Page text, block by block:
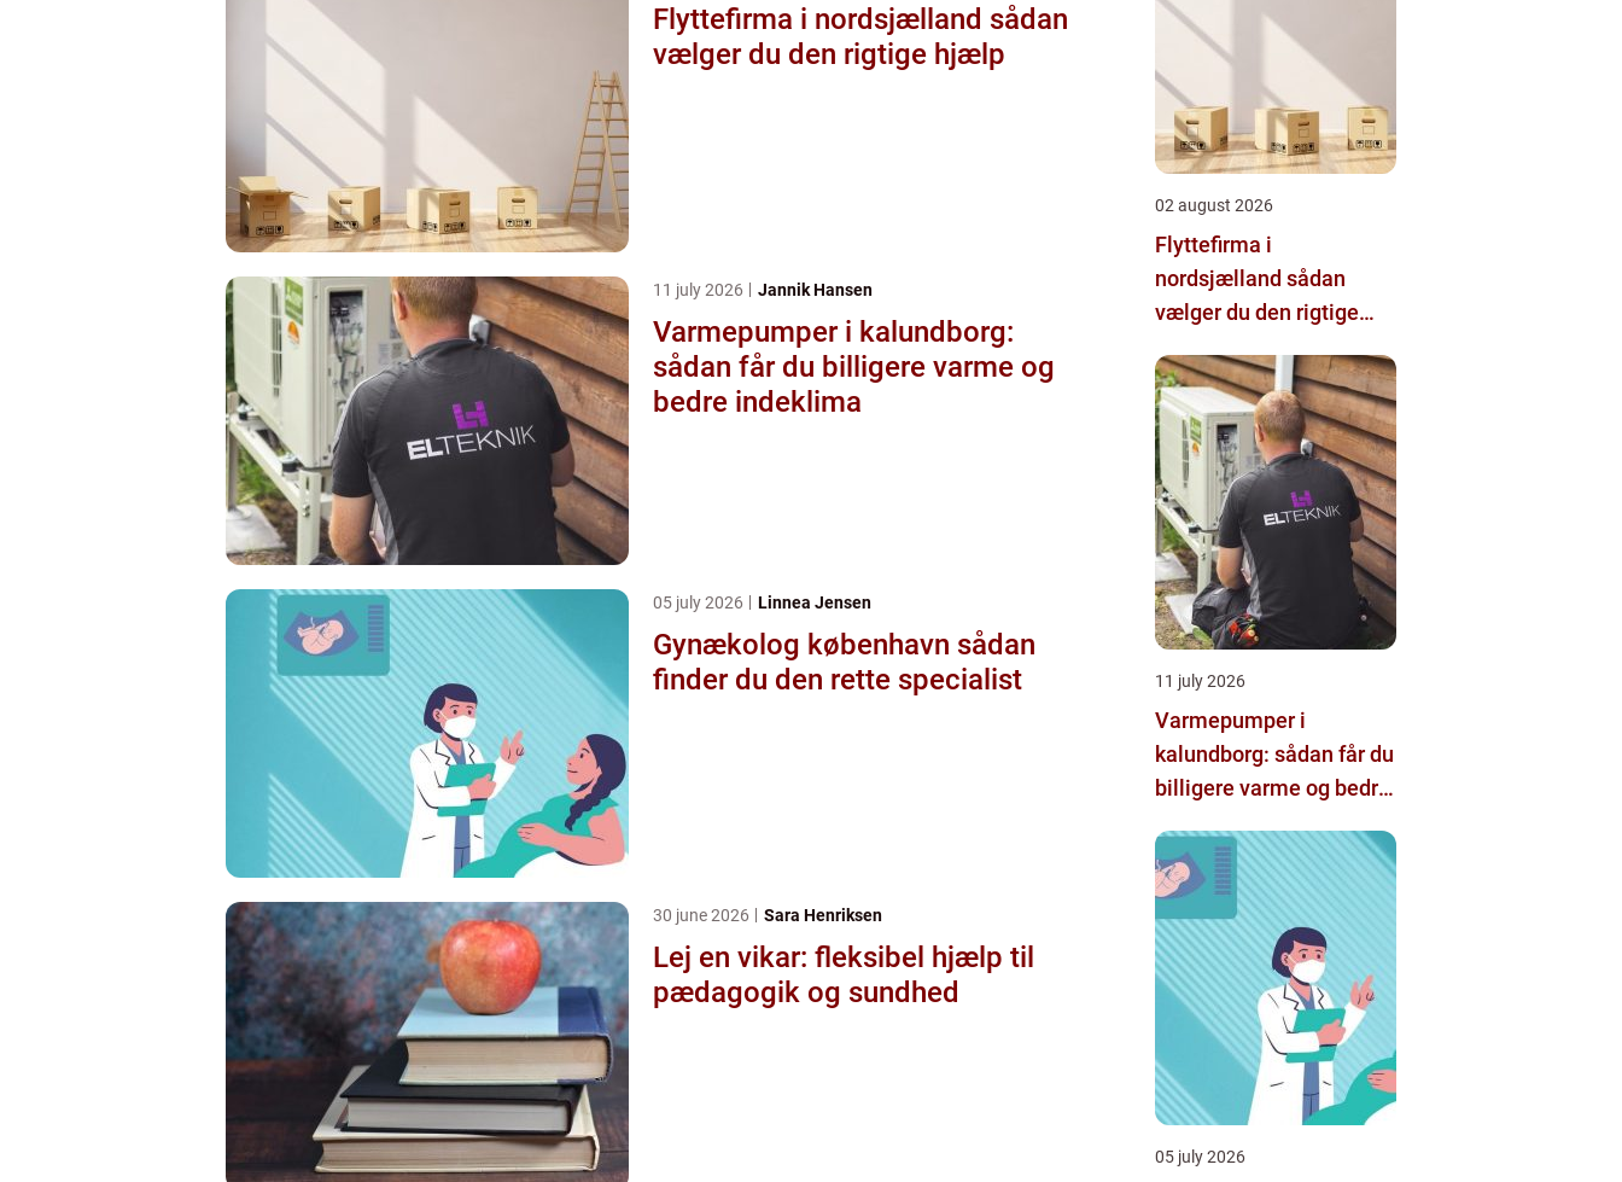
Flyttefirma i nordsjælland sådan
vælger du den rigtige hjælp
11 july 2026 Jannik Hansen
Varmepumper i kalundborg:
sådan får du billigere varme og
bedre indeklima
05 july 2026 Linnea Jensen
Gynækolog københavn sådan
finder du den rette specialist
30 june 2026 Sara Henriksen
Lej en vikar: fleksibel hjælp til
pædagogik og sundhed
02 august 2026
Flyttefirma i
nordsjælland sådan
vælger du den rigtige
11 july 2026
Varmepumper i
kalundborg: sådan får du
billigere varme og bedre
05 july 2026